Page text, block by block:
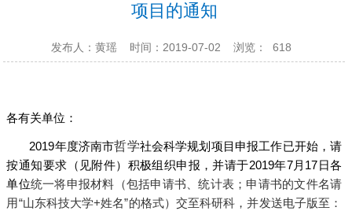
项目的通知
发布人：黄瑶 时间：2019-07-02 浏览： 618
各有关单位：
2019年度济南市哲学社会科学规划项目申报工作已开始，请
按通知要求（见附件）积极组织申报，并请于2019年7月 17日各
单位统一将申报材料（包括申请书、统计表；申请书的文件名请
用“山东科技大学+姓名”的格式）交至科研科，并发送电子版至：